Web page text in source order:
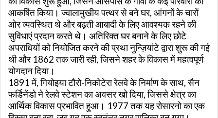
आकर्षित किया। ज्वालामुखीय पत्थर से बने घर, आंगनों के चारों
ओर व्यवस्थित थे और बढ़ती आबादी के लिए आवश्यक रहने की
सुविधाएं प्रदान करते थे। अतिरिक्त घर बनाने के लिए छोटे
अपराधियों को नियोजित करने की प्रथा नुन्ज़ियांटे द्वारा शुरू की गई
थी और 1862 तक जारी रही, जिसने शहर के विकास में महत्वपूर्ण
योगदान दिया।
1891 में, गियोइया टौरो-निकोटेरा रेलवे के निर्माण के साथ, सैन
फर्डिनेंडो ने रेलवे स्टेशन का अवसर खो दिया, जिससे क्षेत्र का
आर्थिक विकास प्रभावित हुआ। 1977 तक यह रोसारनो का एक